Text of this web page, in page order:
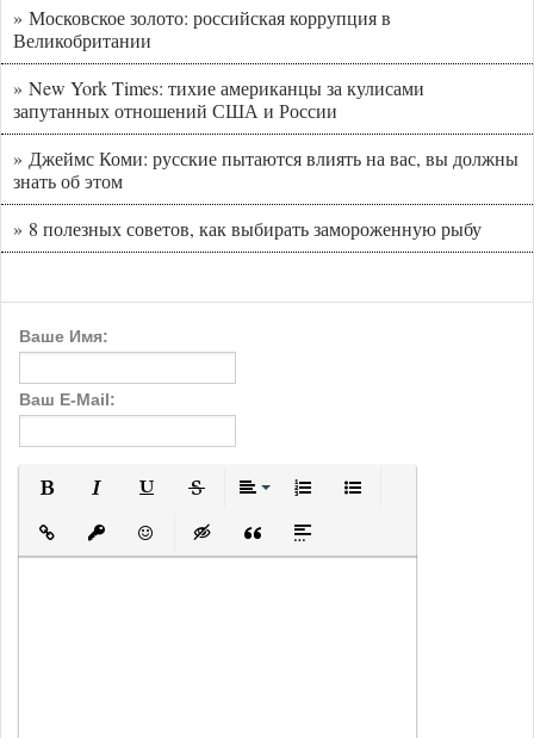
» Московское золото: российская коррупция в
Великобритании
» New York Times: тихие американцы за кулисами
запутанных отношений США и России
» Джеймс Коми: русские пытаются влиять на вас, вы должны
знать об этом
» 8 полезных советов, как выбирать замороженную рыбу
Ваше Имя:
Ваш E-Mail:
Вставить ссылку
Вставить защищенную ссылку
Вставить смайлик
Вставка скрытого текста
Вставка цитаты
Вставка спойлера